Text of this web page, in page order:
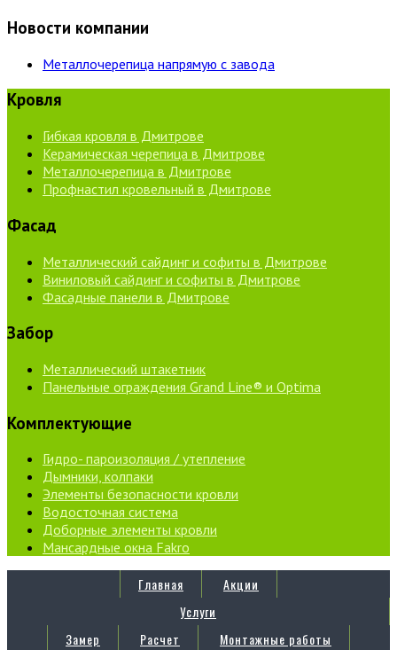
Новости компании
Металлочерепица напрямую с завода
Кровля
Гибкая кровля в Дмитрове
Керамическая черепица в Дмитрове
Металлочерепица в Дмитрове
Профнастил кровельный в Дмитрове
Фасад
Металлический сайдинг и софиты в Дмитрове
Виниловый сайдинг и софиты в Дмитрове
Фасадные панели в Дмитрове
Забор
Металлический штакетник
Панельные ограждения Grand Line® и Optima
Комплектующие
Гидро- пароизоляция / утепление
Дымники, колпаки
Элементы безопасности кровли
Водосточная система
Доборные элементы кровли
Мансардные окна Fakro
Главная
Акции
Услуги
Замер
Расчет
Монтажные работы